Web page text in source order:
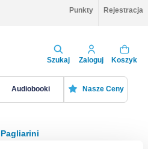
Punkty Rejestracja
Szukaj Zaloguj Koszyk
Audiobooki Nasze Ceny